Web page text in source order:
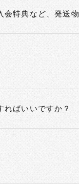
会特典など、発送
ればいいですか？